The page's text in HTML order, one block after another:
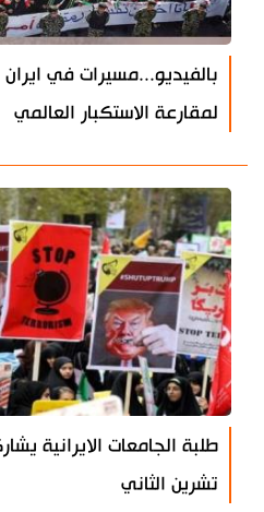
بالفيديو...مسيرات في
لمقارعة الاستكبار العالمي
تشرين الثاني